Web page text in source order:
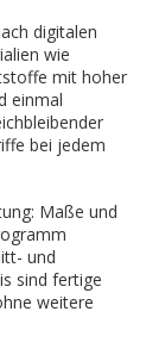
digitalen
wie
mit hoher
einmal
bei jedem
Maße und
und
sind fertige
weitere